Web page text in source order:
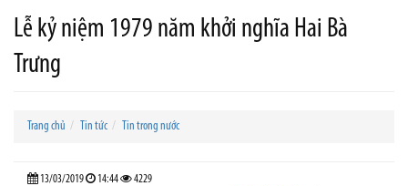
Lễ kỷ niệm 1979 năm khởi nghĩa Hai Bà
Trưng
Trang chủ Tin tức Tin trong nước
13/03/2019 14:44 4229